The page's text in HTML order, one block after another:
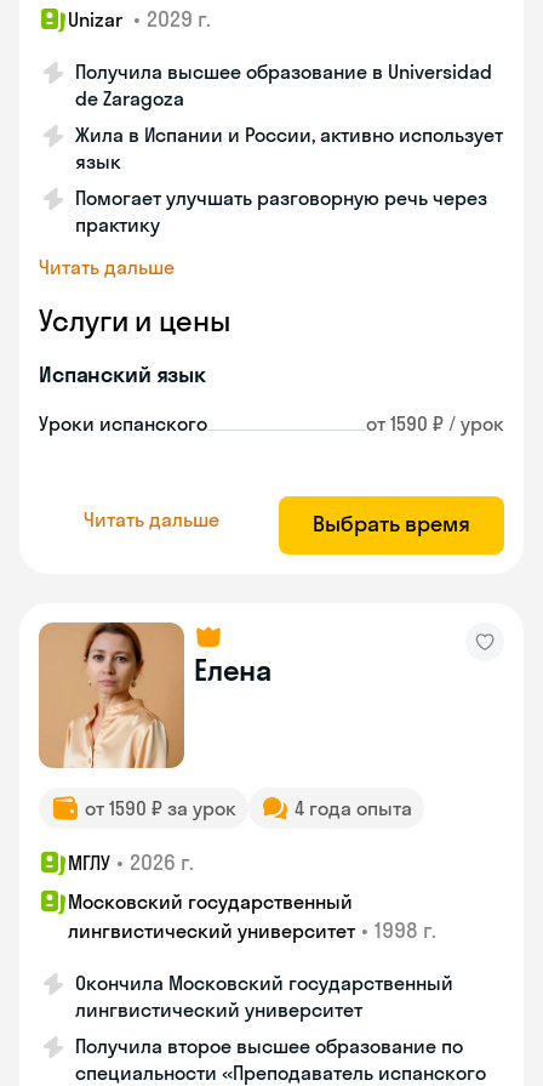
Unizar • 2029 г.
Получила высшее образование в Universidad
de Zaragoza
Жила в Испании и России, активно использует
язык
Помогает улучшать разговорную речь через
практику
Читать дальше
Услуги и цены
Испанский язык
Уроки испанского от 1590 ₽ / урок
Читать дальше Выбрать время
Елена
от 1590 ₽ за урок 4 года опыта
МГЛУ • 2026 г.
Московский государственный
лингвистический университет • 1998 г.
Окончила Московский государственный
лингвистический университет
Получила второе высшее образование по
специальности «Преподаватель испанского